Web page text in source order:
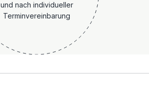
und nach individueller
Terminvereinbarung